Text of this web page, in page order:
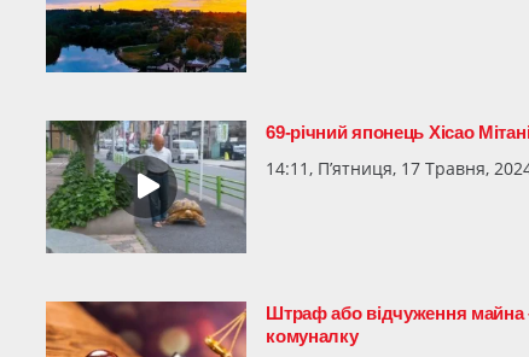
69-річний японець Хісао
14:11, П’ятниця, 17 Травня,
Штраф або відчуження майна
комуналку